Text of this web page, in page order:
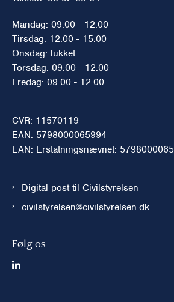
Mandag: 09.00 - 12.00
Tirsdag: 12.00 - 15.00
Onsdag: lukket
Torsdag: 09.00 - 12.00
Fredag: 09.00 - 12.00
CVR: 11570119
EAN: 5798000065994
EAN: Erstatningsnævnet:
Digital post til Civilstyrelsen
civilstyrelsen@civilstyrelsen.dk
Følg os